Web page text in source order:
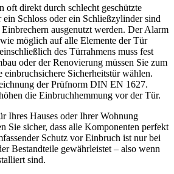
oft direkt durch schlecht geschützte
Schloss oder ein Schließzylinder sind
ausgenutzt werden. Der Alarm
möglich auf alle Elemente der Tür
des Türrahmens muss fest
oder der Renovierung müssen Sie zum
einbruchsichere Sicherheitstür wählen.
der Prüfnorm DIN EN 1627.
die Einbruchhemmung vor der Tür.
Ihres Hauses oder Ihrer Wohnung
Sie sicher, dass alle Komponenten perfekt
Schutz vor Einbruch ist nur bei
Bestandteile gewährleistet – also wenn
sind.